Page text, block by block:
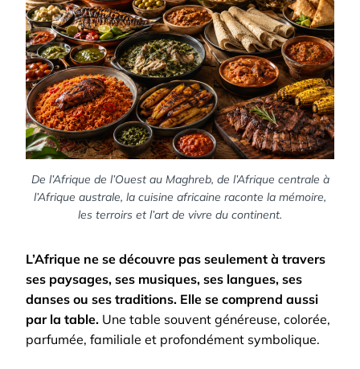
De l’Afrique de l’Ouest au Maghreb, de l’Afrique centrale à
l’Afrique australe, la cuisine africaine raconte la mémoire,
les terroirs et l’art de vivre du continent.
L’Afrique ne se découvre pas seulement à travers
ses paysages, ses musiques, ses langues, ses
danses ou ses traditions. Elle se comprend aussi
par la table. Une table souvent généreuse, colorée,
parfumée, familiale et profondément symbolique.